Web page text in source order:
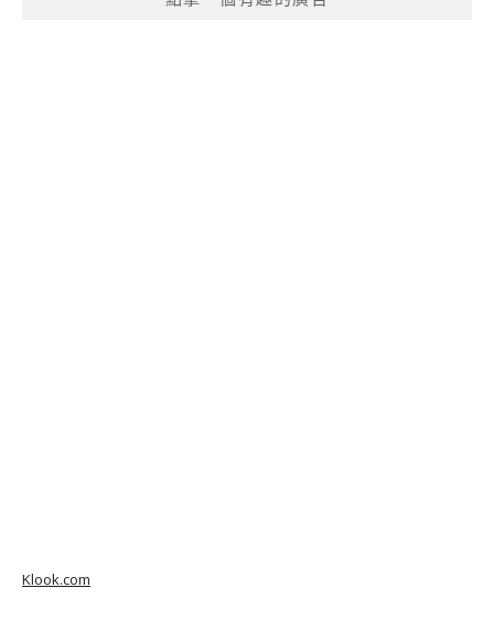
Klook.com